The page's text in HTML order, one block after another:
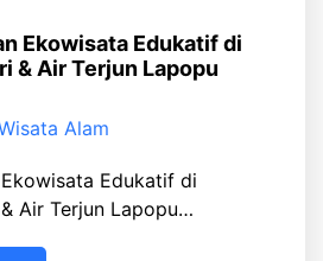
Ekowisata Edukatif di
& Air Terjun Lapopu
Alam
Edukatif di
Air Terjun Lapopu…